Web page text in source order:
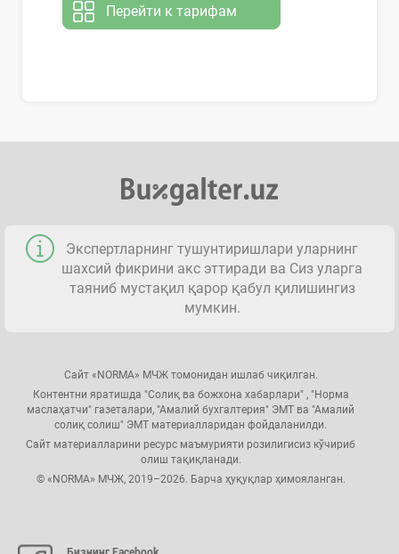
Перейти к тарифам
Экспертларнинг тушунтиришлари уларнинг
шахсий фикрини акс эттиради ва Сиз уларга
таяниб мустақил қарор қабул қилишингиз
мумкин.
Сайт «NORMA» МЧЖ томонидан ишлаб чиқилган.
Контентни яратишда "Солиқ ва божхона хабарлари" , "Норма
маслаҳатчи" газеталари, "Амалий бухгалтерия" ЭМТ ва "Амалий
солиқ солиш" ЭМТ материалларидан фойдаланилди.
Сайт материалларини ресурс маъмурияти розилигисиз кўчириб
олиш тақиқланади.
© «NORMA» МЧЖ, 2019–2026. Барча ҳуқуқлар ҳимояланган.